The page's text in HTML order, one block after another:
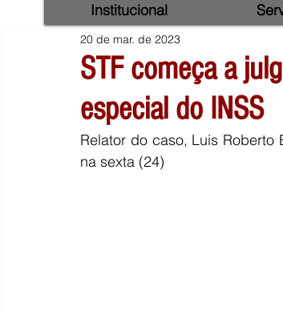
STF começa a
especial do INSS
20 de mar. de 2023
Relator do caso, Luis
na sexta (24)
Institucional